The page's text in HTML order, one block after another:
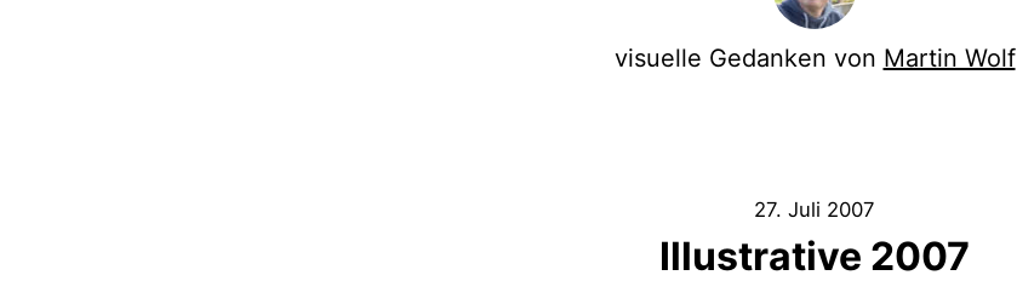
visuelle Gedanken von Martin Wolf
27. Juli 2007
Illustrative 2007